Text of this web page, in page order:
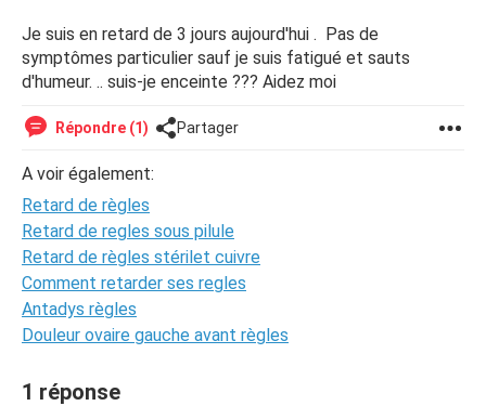
Je suis en retard de 3 jours aujourd'hui . Pas de
symptômes particulier sauf je suis fatigué et sauts
d'humeur. .. suis-je enceinte ??? Aidez moi
Répondre (1) Partager
A voir également:
Retard de règles
Retard de regles sous pilule
Retard de règles stérilet cuivre
Comment retarder ses regles
Antadys règles
Douleur ovaire gauche avant règles
1 réponse